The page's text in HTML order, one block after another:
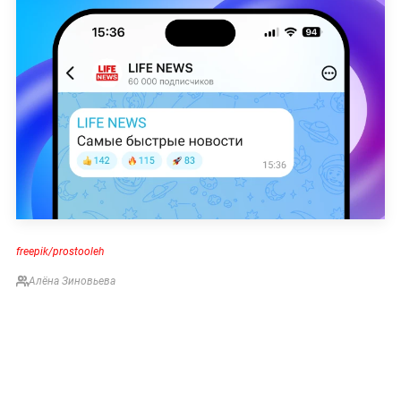
freepik/prostooleh
Алёна Зиновьева